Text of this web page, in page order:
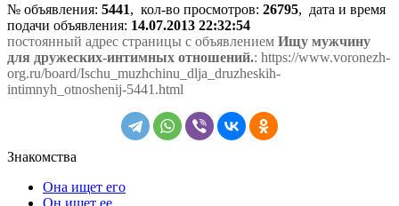
№ объявления: 5441, кол-во просмотров: 26795, дата и время
подачи объявления: 14.07.2013 22:32:54
постоянный адрес страницы с объявлением Ищу мужчину
для дружеских-интимных отношений.: https://www.voronezh-
org.ru/board/Ischu_muzhchinu_dlja_druzheskih-
intimnyh_otnoshenij-5441.html
Знакомства
Она ищет его
Он ищет ее